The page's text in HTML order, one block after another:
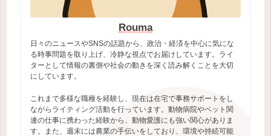
Rouma
日々のニュースやSNSの話題から、政治・経済を中心に気にな
る時事問題を取り上げ、冷静な視点でお届けしています。ライ
ターとして情報の裏側や社会の動きを深く読み解くことを大切
にしています。
これまで多様な職種を経験し、現在は在宅で事務サポートをし
ながらライティング活動を行っています。動物病院やペット関
連の仕事に携わった経験から、動物愛護にも強い関心がありま
す。また、週末には農業の手伝いをしており、環境や持続可能